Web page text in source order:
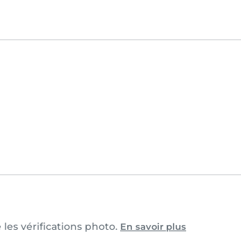
vérifications photo. En savoir plus